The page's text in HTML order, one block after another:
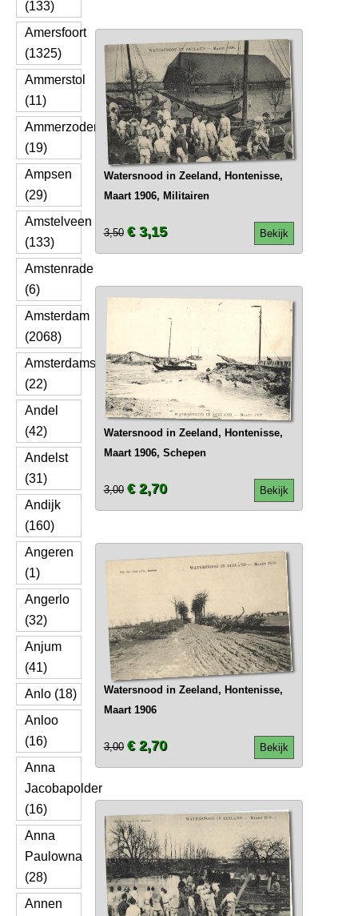
(133)
Amersfoort
(1325)
Ammerstol
(11)
Ammerzoden
(19)
Ampsen
(29)
Amstelveen
(133)
Amstenrade
(6)
Amsterdam
(2068)
Amsterdamscheveld
(22)
Andel
(42)
Andelst
(31)
Andijk
(160)
Angeren
(1)
Angerlo
(32)
Anjum
(41)
Anlo (18)
Anloo
(16)
Anna
Jacobapolder
(16)
Anna
Paulowna
(28)
Annen
Watersnood in Zeeland, Hontenisse,
Maart 1906, Militairen
Bekijk
3,50 € 3,15
Watersnood in Zeeland, Hontenisse,
Maart 1906, Schepen
Bekijk
3,00 € 2,70
Watersnood in Zeeland, Hontenisse,
Maart 1906
Bekijk
3,00 € 2,70